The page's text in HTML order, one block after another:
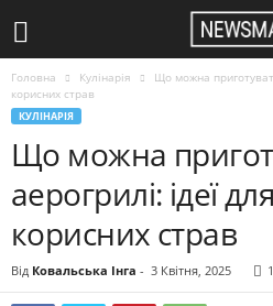
Головна Кулінарія
Що можна
корисних страв
КУЛІНАРІЯ
Що можна
аерогрилі: ідеї
корисних страв
Від Ковальська Інга - 3 Квітня, 2025